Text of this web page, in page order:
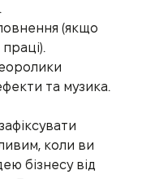
(якщо
та музика.
коли ви
бізнесу від